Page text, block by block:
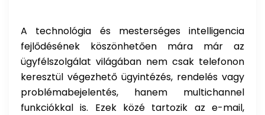
A technológia és mesterséges intelligencia
fejlődésének köszönhetően mára már az
ügyfélszolgálat világában nem csak telefonon
keresztül végezhető ügyintézés, rendelés vagy
problémabejelentés, hanem multichannel
funkciókkal is. Ezek közé tartozik az e-mail,